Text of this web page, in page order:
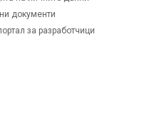
документи
за разработчици